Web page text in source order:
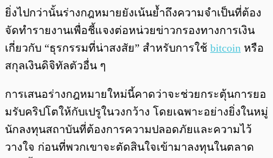
ยิ่งไปกว่านั้นร่างกฎหมายยังเน้นย้ำถึงความจำเป็นที่ต้อง
จัดทำรายงานเพื่อชี้แจงต่อหน่วยข่าวกรองทางการเงิน
เกี่ยวกับ “ธุรกรรมที่น่าสงสัย” สำหรับการใช้ bitcoin หรือ
สกุลเงินดิจิทัลตัวอื่น ๆ
การเสนอร่างกฎหมายใหม่นี้คาดว่าจะช่วยกระตุ้นการยอ
มรับคริปโตให้กับเปรูในวงกว้าง โดยเฉพาะอย่างยิ่งในหมู่
นักลงทุนสถาบันที่ต้องการความปลอดภัยและความไว้
วางใจ ก่อนที่พวกเขาจะตัดสินใจเข้ามาลงทุนในตลาด